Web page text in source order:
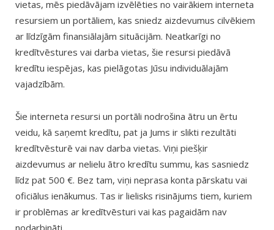
vietas, mēs piedāvājam izvēlēties no vairākiem interneta
resursiem un portāliem, kas sniedz aizdevumus cilvēkiem
ar līdzīgām finansiālajām situācijām. Neatkarīgi no
kredītvēstures vai darba vietas, šie resursi piedāvā
kredītu iespējas, kas pielāgotas Jūsu individuālajām
vajadzībām.
Šie interneta resursi un portāli nodrošina ātru un ērtu
veidu, kā saņemt kredītu, pat ja Jums ir slikti rezultāti
kredītvēsturē vai nav darba vietas. Viņi piešķir
aizdevumus ar nelielu ātro kredītu summu, kas sasniedz
līdz pat 500 €. Bez tam, viņi neprasa konta pārskatu vai
oficiālus ienākumus. Tas ir lielisks risinājums tiem, kuriem
ir problēmas ar kredītvēsturi vai kas pagaidām nav
nodarbināti.